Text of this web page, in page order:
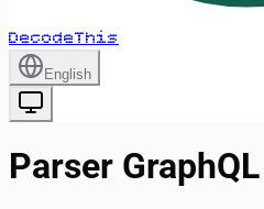
DecodeThis
English
Parser GraphQL